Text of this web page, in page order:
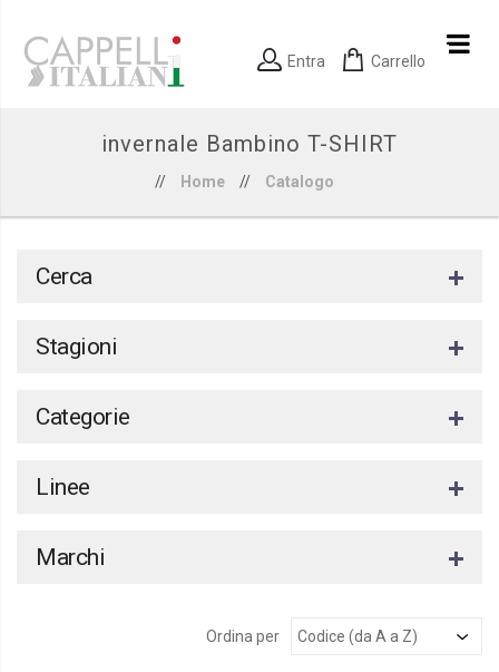
Entra Carrello
invernale Bambino T-SHIRT
// Home // Catalogo
Cerca
Stagioni
Categorie
Linee
Marchi
Ordina per